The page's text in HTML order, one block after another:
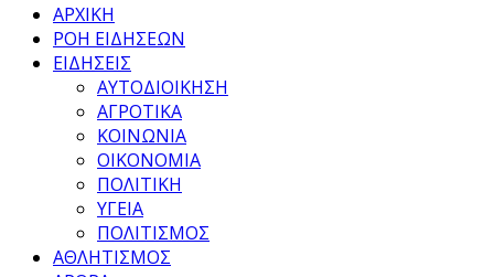
ΑΡΧΙΚΗ
ΡΟΗ ΕΙΔΗΣΕΩΝ
ΕΙΔΗΣΕΙΣ
ΑΥΤΟΔΙΟΙΚΗΣΗ
ΑΓΡΟΤΙΚΑ
ΚΟΙΝΩΝΙΑ
ΟΙΚΟΝΟΜΙΑ
ΠΟΛΙΤΙΚΗ
ΥΓΕΙΑ
ΠΟΛΙΤΙΣΜΟΣ
ΑΘΛΗΤΙΣΜΟΣ